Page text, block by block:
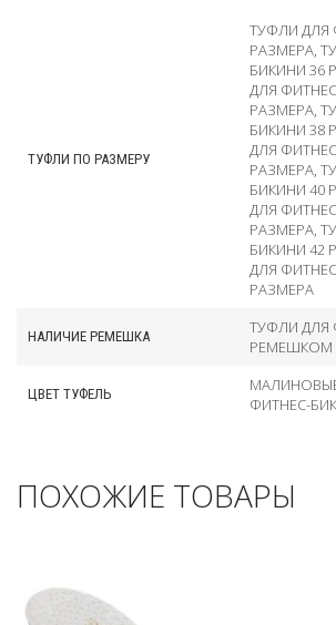
ТУФЛИ ПО РАЗМЕРУ
ТУФЛИ ДЛЯ
РАЗМЕРА,
БИКИНИ 36
ДЛЯ
РАЗМЕРА,
БИКИНИ 38
ДЛЯ
РАЗМЕРА,
БИКИНИ 40
ДЛЯ
РАЗМЕРА,
БИКИНИ 42
ДЛЯ
РАЗМЕРА
НАЛИЧИЕ РЕМЕШКА
ТУФЛИ ДЛЯ
РЕМЕШКОМ
ЦВЕТ ТУФЕЛЬ
ФИТНЕС-
ПОХОЖИЕ ТОВАРЫ